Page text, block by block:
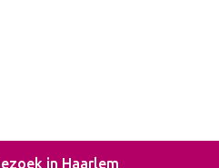
in Haarlem